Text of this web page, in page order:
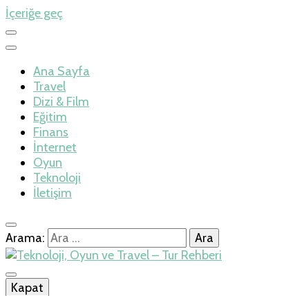
İçeriğe geç
Ana Sayfa
Travel
Dizi & Film
Eğitim
Finans
İnternet
Oyun
Teknoloji
İletişim
Arama:
İlkseviye
Kapat